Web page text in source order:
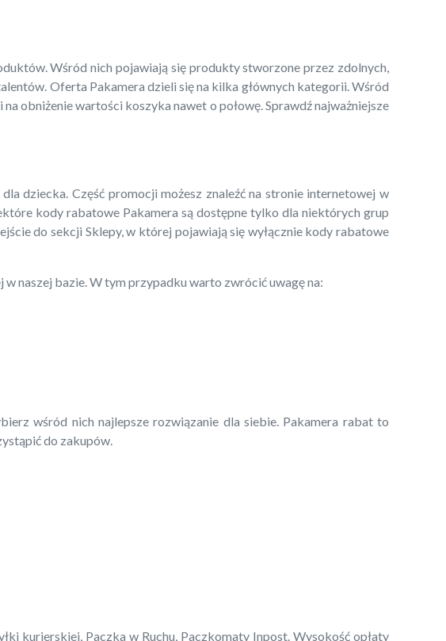
Wśród nich pojawiają się produkty stworzone przez zdolnych,
Oferta Pakamera dzieli się na kilka głównych kategorii. Wśród
obniżenie wartości koszyka nawet o połowę. Sprawdź najważniejsze
dziecka. Część promocji możesz znaleźć na stronie internetowej w
kody rabatowe Pakamera są dostępne tylko dla niektórych grup
do sekcji Sklepy, w której pojawiają się wyłącznie kody rabatowe
naszej bazie. W tym przypadku warto zwrócić uwagę na:
wśród nich najlepsze rozwiązanie dla siebie. Pakamera rabat to
do zakupów.
kurierskiej, Paczka w Ruchu, Paczkomaty Inpost. Wysokość opłaty